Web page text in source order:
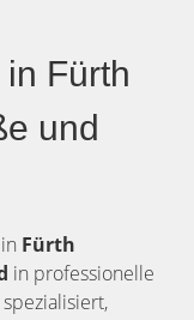
Fürth
und
in Fürth
in professionelle